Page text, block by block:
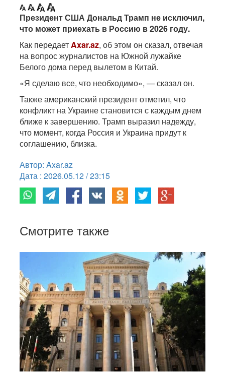
Президент США Дональд Трамп не исключил,
что может приехать в Россию в 2026 году.
Как передаетAxar.az, об этом он сказал, отвечая
на вопрос журналистов на Южной лужайке
Белого дома перед вылетом в Китай.
«Я сделаю все, что необходимо», — сказал он.
Также американский президент отметил, что
конфликт на Украине становится с каждым днем
ближе к завершению. Трамп выразил надежду,
что момент, когда Россия и Украина придут к
соглашению, близка.
Автор: Axar.az
Дата : 2026.05.12 / 23:15
Смотрите также